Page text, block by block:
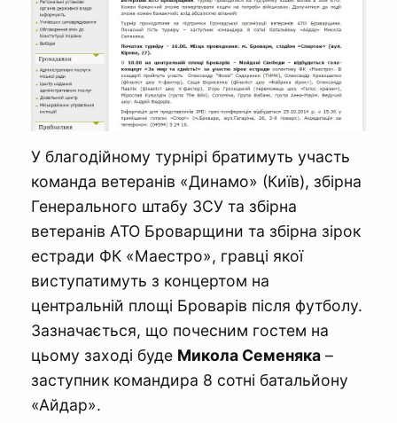
У благодійному турнірі братимуть участь
команда ветеранів «Динамо» (Київ), збірна
Генерального штабу ЗСУ та збірна
ветеранів АТО Броварщини та збірна зірок
естради ФК «Маестро», гравці якої
виступатимуть з концертом на
центральній площі Броварів після футболу.
Зазначається, що почесним гостем на
цьому заході буде Микола Семеняка –
заступник командира 8 сотні батальйону
«Айдар».